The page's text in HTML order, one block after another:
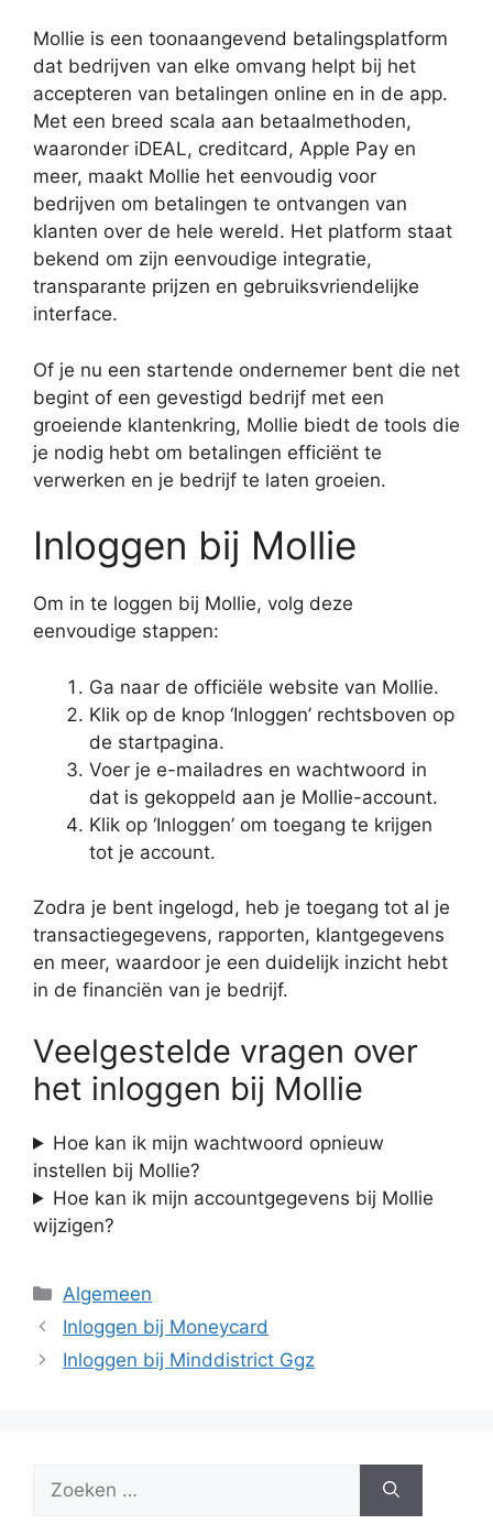
Mollie is een toonaangevend betalingsplatform
dat bedrijven van elke omvang helpt bij het
accepteren van betalingen online en in de app.
Met een breed scala aan betaalmethoden,
waaronder iDEAL, creditcard, Apple Pay en
meer, maakt Mollie het eenvoudig voor
bedrijven om betalingen te ontvangen van
klanten over de hele wereld. Het platform staat
bekend om zijn eenvoudige integratie,
transparante prijzen en gebruiksvriendelijke
interface.
Of je nu een startende ondernemer bent die net
begint of een gevestigd bedrijf met een
groeiende klantenkring, Mollie biedt de tools die
je nodig hebt om betalingen efficiënt te
verwerken en je bedrijf te laten groeien.
Inloggen bij Mollie
Om in te loggen bij Mollie, volg deze
eenvoudige stappen:
Ga naar de officiële website van Mollie.
Klik op de knop ‘Inloggen’ rechtsboven op
de startpagina.
Voer je e-mailadres en wachtwoord in
dat is gekoppeld aan je Mollie-account.
Klik op ‘Inloggen’ om toegang te krijgen
tot je account.
Zodra je bent ingelogd, heb je toegang tot al je
transactiegegevens, rapporten, klantgegevens
en meer, waardoor je een duidelijk inzicht hebt
in de financiën van je bedrijf.
Veelgestelde vragen over
het inloggen bij Mollie
Hoe kan ik mijn wachtwoord opnieuw
instellen bij Mollie?
Hoe kan ik mijn accountgegevens bij Mollie
wijzigen?
Categorieën
Algemeen
Inloggen bij Moneycard
Inloggen bij Minddistrict Ggz
naar: